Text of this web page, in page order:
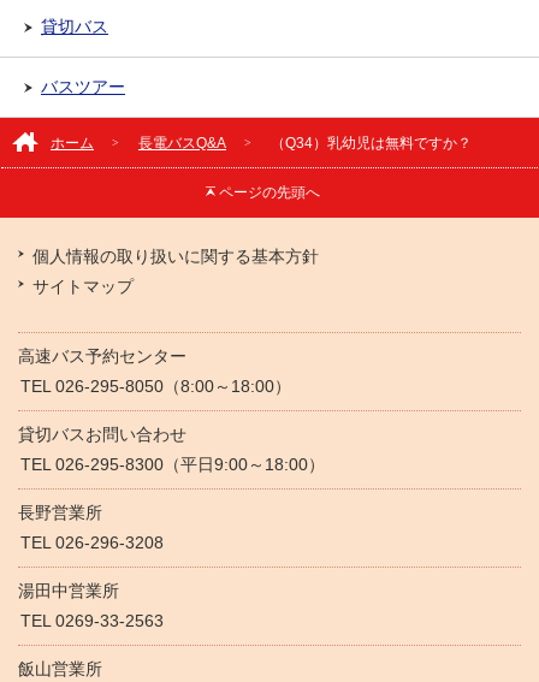
貸切バス
バスツアー
ホーム 長電バスQ&A （Q34）乳幼児は無料ですか？
ページの先頭へ
個人情報の取り扱いに関する基本方針
サイトマップ
高速バス予約センター
TEL 026-295-8050（8:00～18:00）
貸切バスお問い合わせ
TEL 026-295-8300（平日9:00～18:00）
長野営業所
TEL 026-296-3208
湯田中営業所
TEL 0269-33-2563
飯山営業所